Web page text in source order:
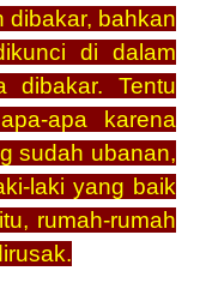
dibakar, bahkan
di dalam
dibakar. Tentu
apa karena
sudah ubanan,
laki yang baik
rumah-rumah